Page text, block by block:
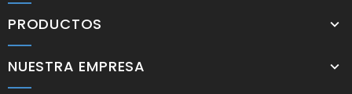
PRODUCTOS
NUESTRA EMPRESA